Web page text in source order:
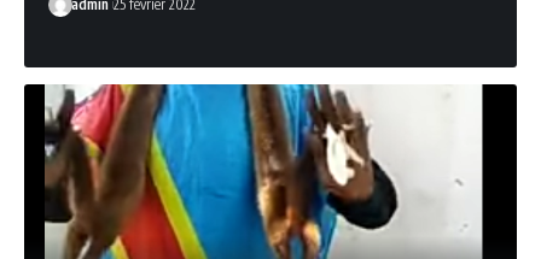
admin 25 février 2022